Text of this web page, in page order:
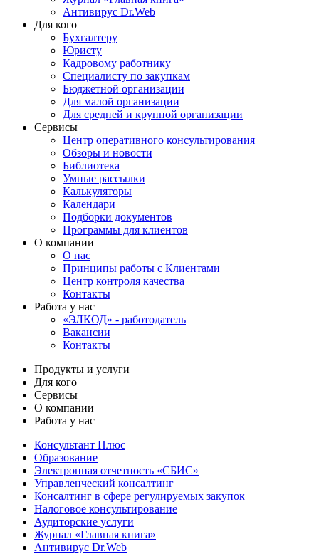
Антивирус Dr.Web
Для кого
Бухгалтеру
Юристу
Кадровому работнику
Специалисту по закупкам
Бюджетной организации
Для малой организации
Для средней и крупной организации
Сервисы
Центр оперативного консультирования
Обзоры и новости
Библиотека
Умные рассылки
Калькуляторы
Календари
Подборки документов
Программы для клиентов
О компании
О нас
Принципы работы с Клиентами
Центр контроля качества
Контакты
Работа у нас
«ЭЛКОД» - работодатель
Вакансии
Контакты
Продукты и услуги
Для кого
Сервисы
О компании
Работа у нас
Консультант Плюс
Образование
Электронная отчетность «СБИС»
Управленческий консалтинг
Консалтинг в сфере регулируемых закупок
Налоговое консультирование
Аудиторские услуги
Журнал «Главная книга»
Антивирус Dr.Web